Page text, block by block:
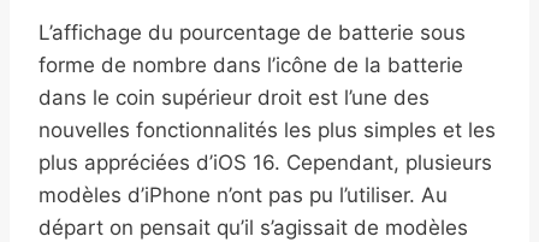
L’affichage du pourcentage de batterie sous
forme de nombre dans l’icône de la batterie
dans le coin supérieur droit est l’une des
nouvelles fonctionnalités les plus simples et les
plus appréciées d’iOS 16. Cependant, plusieurs
modèles d’iPhone n’ont pas pu l’utiliser. Au
départ on pensait qu’il s’agissait de modèles